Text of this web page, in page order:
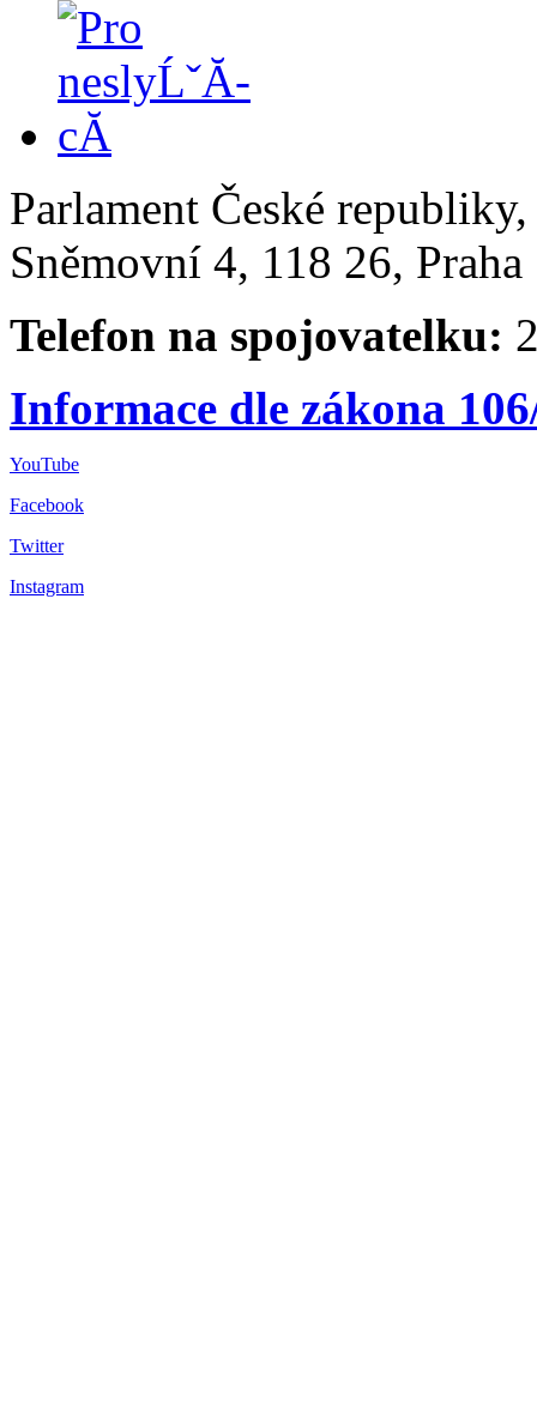
Parlament České
Sněmovní 4, 118 26,
Telefon na spojovatelku:
Informace dle zákona
YouTube
Facebook
Twitter
Instagram